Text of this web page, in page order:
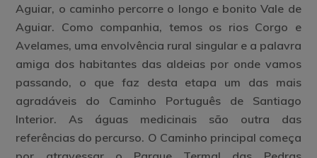
Aguiar, o caminho percorre o longo e bonito Vale de
Aguiar. Como companhia, temos os rios Corgo e
Avelames, uma envolvência rural singular e a palavra
amiga dos habitantes das aldeias por onde vamos
passando, o que faz desta etapa um das mais
agradáveis do Caminho Português de Santiago
Interior. As águas medicinais são outra das
referências do percurso. O Caminho principal começa